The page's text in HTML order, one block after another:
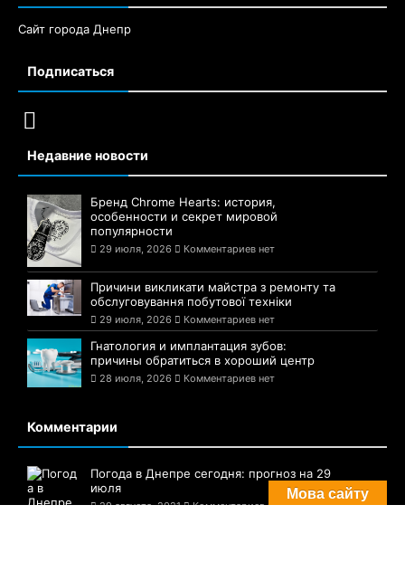
Недавние новости
Бренд Chrome Hearts: история,
особенности и секрет мировой
популярности
29 июля, 2026 Комментариев нет
29 июля, 2026
причины обратиться в хороший центр
28 июля, 2026 Мова сайту